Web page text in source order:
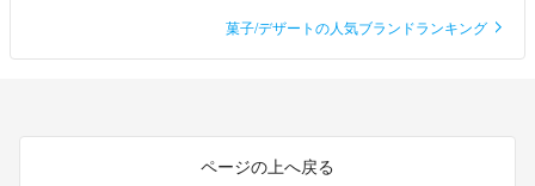
菓子/デザートの人気ブランドランキング
ページの上へ戻る